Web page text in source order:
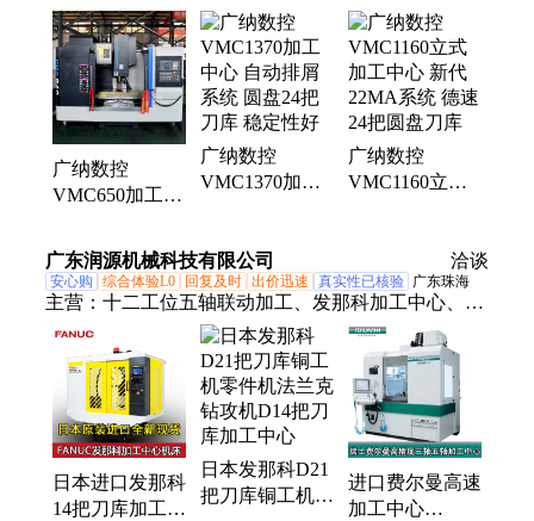
床x62、摇臂钻床、牛头刨床、双立柱、摇臂钻、第
四轴、数控车、钻铣床、炮塔铣床、锯床钢筋、马鞍
车床、国标铣床、数控钻床、钻床西菱、广纳车床、
加工中心、锯床
广纳数控
VMC650加工中
加工中心 16把
圆盘刀库
广纳数控
VMC1370加工
刀库 稳定性好
广纳数控
VMC1160立式
24把圆盘刀库
广东润源机械科技有限公司 洽谈
安心购 综合体验L0 回复及时 出价迅速 真实性已核验 广东珠海
主营： 十二工位五轴联动加工、发那科加工中心、雅
士达加工中心、发那科14把刀加工中心、发那科DC
系列机床、YASDA加工中心、雅思达机床、发那科
模具机、发那科小黄机、法兰克模具机、yasda机床、
节电节能设备、节电设备、变压器节电装置、节电设
备厂家、多主轴车铣复合加工中心、转台式复合cnc
机床、多工位组合加工中心、多工位多主轴车铣复合
CNC机床、多轴车铣复合CNC机床、六十轴车铣复合
日本进口发那科
14把刀库加工中
日本发那科D21
把刀库铜工机零
进口费尔曼高速
加工中心